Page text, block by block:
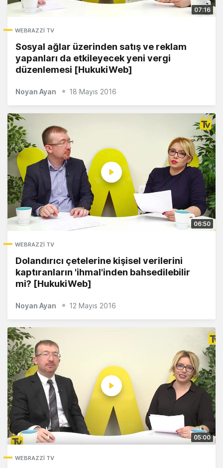
WEBRAZZI TV
Sosyal ağlar üzerinden satış ve reklam
yapanları da etkileyecek yeni vergi
düzenlemesi [HukukiWeb]
07:16
Noyan Ayan 18 Mayıs 2016
WEBRAZZI TV
Dolandırıcı çetelerine kişisel verilerini
kaptıranların 'ihmal'inden bahsedilebilir
mi? [HukukiWeb]
06:50
Noyan Ayan 12 Mayıs 2016
WEBRAZZI TV
05:00